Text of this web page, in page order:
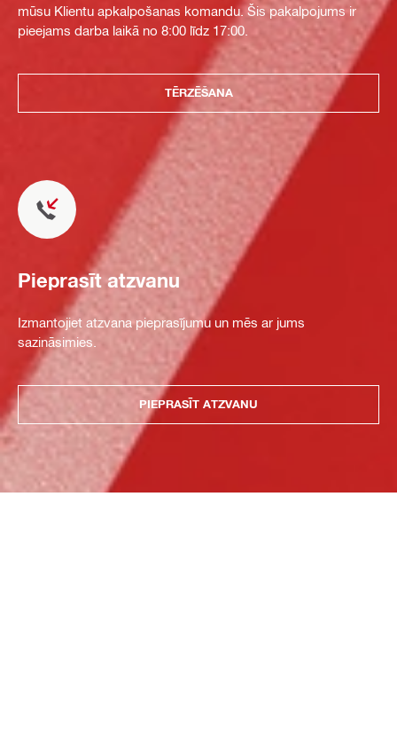
mūsu Klientu apkalpošanas komandu. Šis pakalpojums ir
pieejams darba laikā no 8:00 līdz 17:00.
TĒRZĒŠANA
Pieprasīt atzvanu
Izmantojiet atzvana pieprasījumu un mēs ar jums
sazināsimies.
PIEPRASĪT ATZVANU